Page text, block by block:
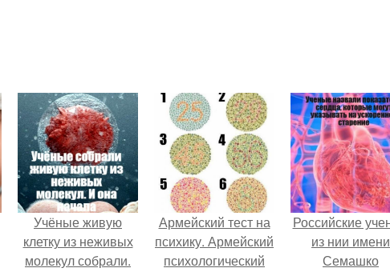
Учёные живую
клетку из неживых
молекул собрали.
Армейский тест на
психику. Армейский
психологический
Российские
из нии имени
Семашко